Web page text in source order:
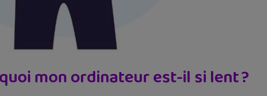
mon ordinateur est-il si lent ?